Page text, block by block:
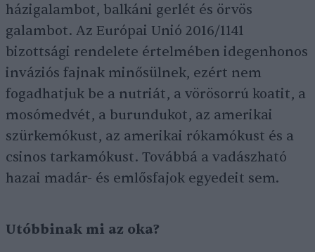
házigalambot, balkáni gerlét és örvös
galambot. Az Európai Unió 2016/1141
bizottsági rendelete értelmében idegenhonos
inváziós fajnak minősülnek, ezért nem
fogadhatjuk be a nutriát, a vörösorrú koatit, a
mosómedvét, a burundukot, az amerikai
szürkemókust, az amerikai rókamókust és a
csinos tarkamókust. Továbbá a vadászható
hazai madár- és emlősfajok egyedeit sem.
Utóbbinak mi az oka?